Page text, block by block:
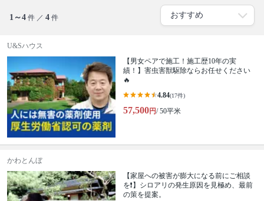
1～4 件 ／ 4 件
U&Sハウス
【男女ペアで施工！施工歴10年の実
績！】害虫害獣駆除ならお任せください
🔥
4.84(17件)
57,500円/ 50平米
かわとんぼ
【家屋への被害が膨大になる前にご相談
を❗️】シロアリの発生原因を見極め、最前
の策を提案。